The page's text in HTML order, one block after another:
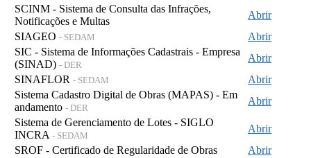
SCINM - Sistema de Consulta das Infrações,
Notificações e Multas
Abrir
SIAGEO - SEDAM
Abrir
SIC - Sistema de Informações Cadastrais - Empresa
(SINAD) - DER
Abrir
SINAFLOR - SEDAM
Abrir
Sistema Cadastro Digital de Obras (MAPAS) - Em
andamento - DER
Abrir
Sistema de Gerenciamento de Lotes - SIGLO
INCRA - SEDAM
Abrir
SROF - Certificado de Regularidade de Obras
Abrir